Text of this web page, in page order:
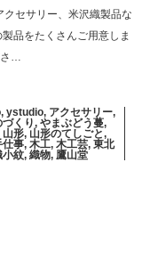
セサリー、米沢織製品な
品をたくさんご用意しま
…
, ystudio, アクセサリー,
づくり, やまぶどう蔓,
山形, 山形のてしごと,
仕事, 木工, 木工芸, 東北
小紋, 織物, 鷹山堂